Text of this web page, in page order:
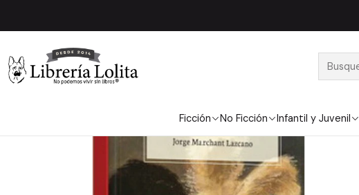
Ficción No Ficción Infantil y Juvenil